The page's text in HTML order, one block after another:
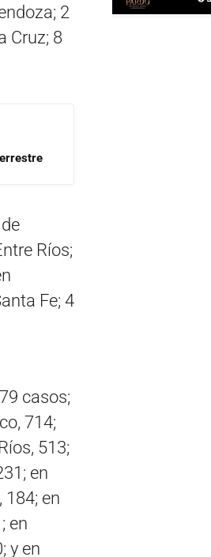
2
Cruz; 8
Ríos;
Fe; 4
casos;
714;
513;
en
184; en
en
y en